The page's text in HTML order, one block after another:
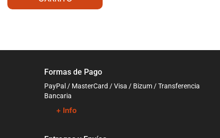
Formas de Pago
PayPal / MasterCard / Visa / Bizum / Transferencia
Bancaria
+ Info